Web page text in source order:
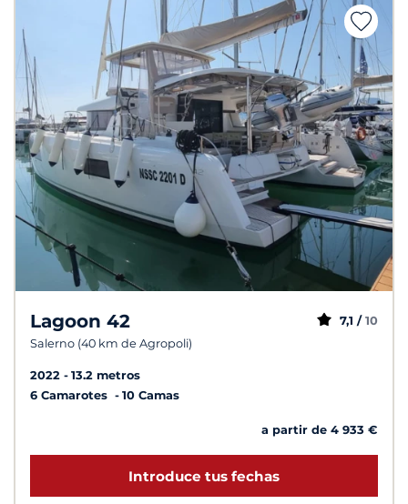
Lagoon 42
Salerno (40 km de Agropoli)
7,1 / 10
2022
13.2 metros
6 Camarotes
10 Camas
a partir de 4 933 €
Introduce tus fechas